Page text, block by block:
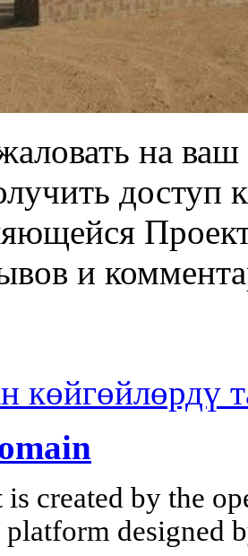
на
доступ
и
көйгөйлөрдү
created by the
platform designed